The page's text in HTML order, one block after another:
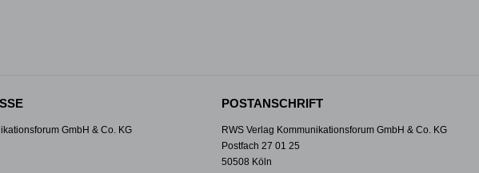
GmbH & Co. KG
POSTANSCHRIFT
RWS Verlag Kommunikationsforum GmbH & Co. KG
Postfach 27 01 25
50508 Köln